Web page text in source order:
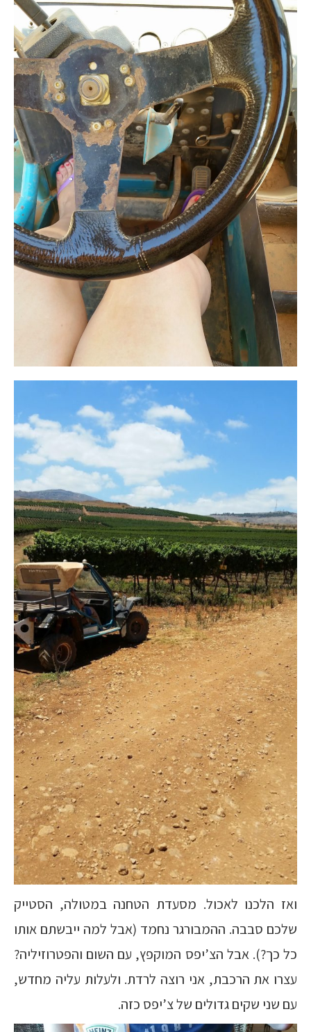
ואז הלכנו לאכול. מסעדת הטחנה במטולה, הסטייק
שלכם סבבה. ההמבורגר נחמד (אבל למה ייבשתם אותו
כל כך?). אבל הצ’יפס המוקפץ, עם השום והפטרוזיליה?
עצרו את הרכבת, אני רוצה לרדת. ולעלות עליה מחדש,
עם שני שקים גדולים של צ’יפס כזה.